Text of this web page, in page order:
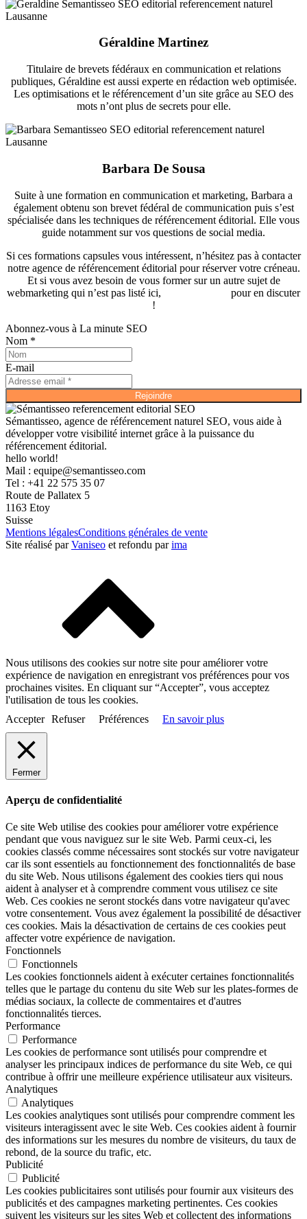
Géraldine Martinez
Titulaire de brevets fédéraux en communication et relations
publiques, Géraldine est aussi experte en rédaction web optimisée.
Les optimisations et le référencement d’un site grâce au SEO des
mots n’ont plus de secrets pour elle.
Barbara De Sousa
Suite à une formation en communication et marketing, Barbara a
également obtenu son brevet fédéral de communication puis s’est
spécialisée dans les techniques de référencement éditorial. Elle vous
guide notamment sur vos questions de social media.
Si ces formations capsules vous intéressent, n’hésitez pas à contacter
notre agence de référencement éditorial pour réserver votre créneau.
Et si vous avez besoin de vous former sur un autre sujet de
webmarketing qui n’est pas listé ici,
pour en discuter
!
Abonnez-vous à La minute SEO
Nom *
E-mail
Rejoindre
Sémantisseo, agence de référencement naturel SEO, vous aide à
développer votre visibilité internet grâce à la puissance du
référencement éditorial.
hello world!
Mail : equipe@semantisseo.com
Tel : +41 22 575 35 07
Route de Pallatex 5
1163 Etoy
Suisse
Mentions légalesConditions générales de vente
Site réalisé parVaniseo et refondu parima
Nous utilisons des cookies sur notre site pour améliorer votre
expérience de navigation en enregistrant vos préférences pour vos
prochaines visites. En cliquant sur “Accepter”, vous acceptez
l'utilisation de tous les cookies.
Accepter Refuser Préférences En savoir plus
Fermer
Aperçu de confidentialité
Ce site Web utilise des cookies pour améliorer votre expérience
pendant que vous naviguez sur le site Web. Parmi ceux-ci, les
cookies classés comme nécessaires sont stockés sur votre navigateur
car ils sont essentiels au fonctionnement des fonctionnalités de base
du site Web. Nous utilisons également des cookies tiers qui nous
aident à analyser et à comprendre comment vous utilisez ce site
Web. Ces cookies ne seront stockés dans votre navigateur qu'avec
votre consentement. Vous avez également la possibilité de désactiver
ces cookies. Mais la désactivation de certains de ces cookies peut
affecter votre expérience de navigation.
Fonctionnels
Fonctionnels
Les cookies fonctionnels aident à exécuter certaines fonctionnalités
telles que le partage du contenu du site Web sur les plates-formes de
médias sociaux, la collecte de commentaires et d'autres
fonctionnalités tierces.
Performance
Performance
Les cookies de performance sont utilisés pour comprendre et
analyser les principaux indices de performance du site Web, ce qui
contribue à offrir une meilleure expérience utilisateur aux visiteurs.
Analytiques
Analytiques
Les cookies analytiques sont utilisés pour comprendre comment les
visiteurs interagissent avec le site Web. Ces cookies aident à fournir
des informations sur les mesures du nombre de visiteurs, du taux de
rebond, de la source du trafic, etc.
Publicité
Publicité
Les cookies publicitaires sont utilisés pour fournir aux visiteurs des
publicités et des campagnes marketing pertinentes. Ces cookies
suivent les visiteurs sur les sites Web et collectent des informations